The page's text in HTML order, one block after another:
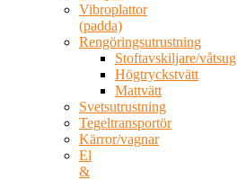
Vibroplattor
(padda)
Rengöringsutrustning
Stoftavskiljare/våtsug
Högtryckstvätt
Mattvätt
Svetsutrustning
Tegeltransportör
Kärror/vagnar
El
&